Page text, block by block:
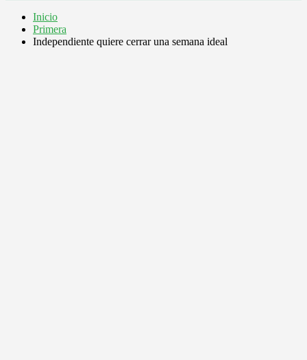
Inicio
Primera
Independiente quiere cerrar una semana ideal